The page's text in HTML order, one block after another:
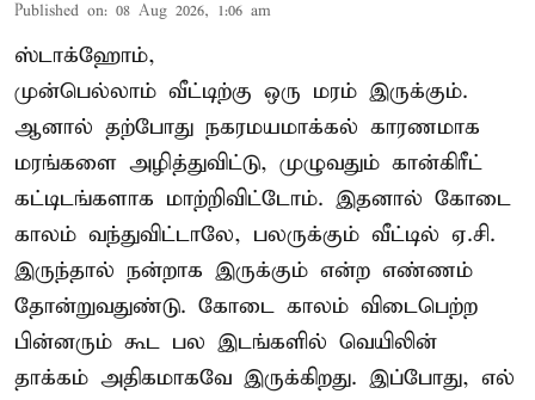
Published on: 08 Aug 2026, 1:06 am
ஸ்டாக்ஹோம்,
முன்பெல்லாம் வீட்டிற்கு ஒரு மரம் இருக்கும்.
ஆனால் தற்போது நகரமயமாக்கல் காரணமாக
மரங்களை அழித்துவிட்டு, முழுவதும் கான்கிரீட்
கட்டிடங்களாக மாற்றிவிட்டோம். இதனால் கோடை
காலம் வந்துவிட்டாலே, பலருக்கும் வீட்டில் ஏ.சி.
இருந்தால் நன்றாக இருக்கும் என்ற எண்ணம்
தோன்றுவதுண்டு. கோடை காலம் விடைபெற்ற
பின்னரும் கூட பல இடங்களில் வெயிலின்
தாக்கம் அதிகமாகவே இருக்கிறது. இப்போது, எல்